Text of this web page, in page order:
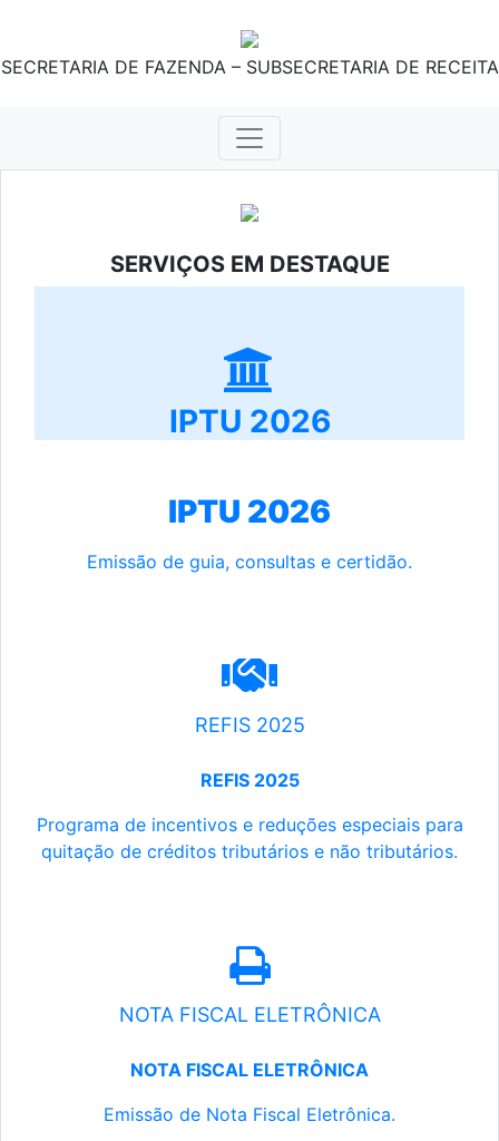
SECRETARIA DE FAZENDA – SUBSECRETARIA DE RECEITA
SERVIÇOS EM DESTAQUE
IPTU 2026
IPTU 2026
Emissão de guia, consultas e certidão.
REFIS 2025
REFIS 2025
Programa de incentivos e reduções especiais para
quitação de créditos tributários e não tributários.
NOTA FISCAL ELETRÔNICA
NOTA FISCAL ELETRÔNICA
Emissão de Nota Fiscal Eletrônica.